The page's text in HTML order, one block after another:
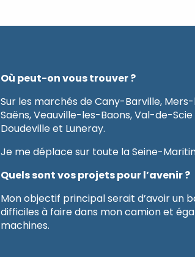
Où peut-on vous trouver ?
Sur les marchés de Cany-Barville,
Saëns, Veauville-les-Baons, Val-de-
Doudeville et Luneray.
Je me déplace sur toute la Seine-
Quels sont vos projets pour l’avenir ?
Mon objectif principal serait d’avoir un
difficiles à faire dans mon camion et
machines.